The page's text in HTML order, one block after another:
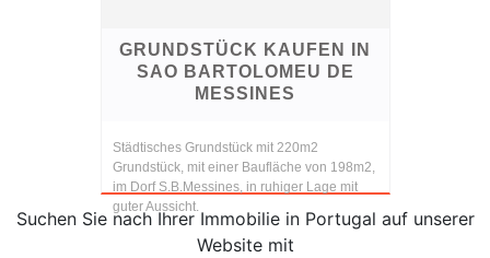
GRUNDSTÜCK KAUFEN IN
SAO BARTOLOMEU DE
MESSINES
Städtisches Grundstück mit 220m2
Grundstück, mit einer Baufläche von 198m2,
im Dorf S.B.Messines, in ruhiger Lage mit
guter Aussicht.
Suchen Sie nach Ihrer Immobilie in Portugal auf unserer
Website mit